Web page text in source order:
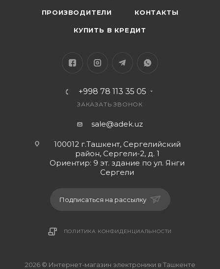
ПРОИЗВОДИТЕЛИ КОНТАКТЫ
КУПИТЬ В КРЕДИТ
+998 78 113 35 05
ЗАКАЗАТЬ ЗВОНОК
sale@adek.uz
100012 г.Ташкент, Сергелийский
район, Сергели-2, д. 1
Ориентир: 9 эт. здание по ул. Янги
Сергели
Подписаться на рассылку
ПОЛИТИКА КОНФИДЕНЦИАЛЬНОСТИ
2026 © Интернет-магазин электроники в Ташкенте